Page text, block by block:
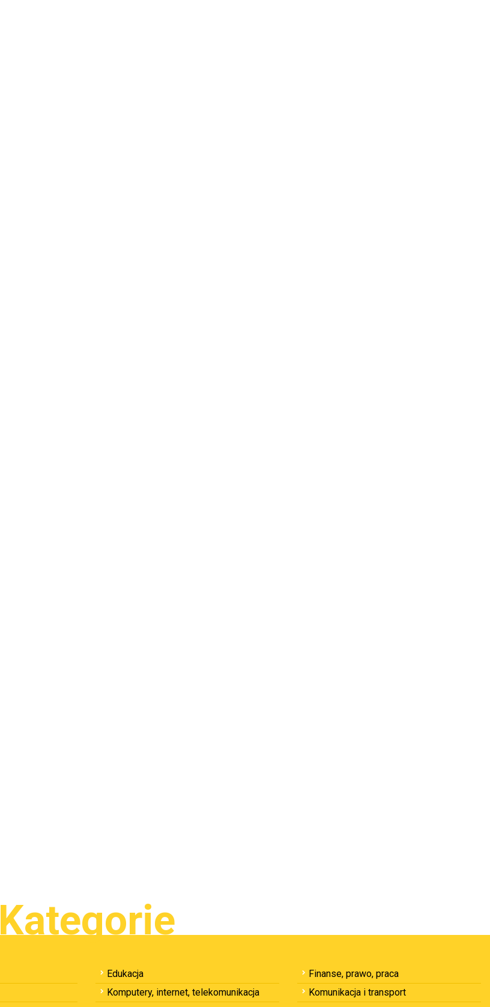
Kategorie
Edukacja
Finanse, prawo, praca
Komputery, internet, telekomunikacja
Komunikacja i transport